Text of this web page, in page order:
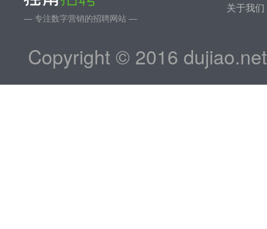
— 专注数字营销的招聘网站 —
关于我们
Copyright © 2016